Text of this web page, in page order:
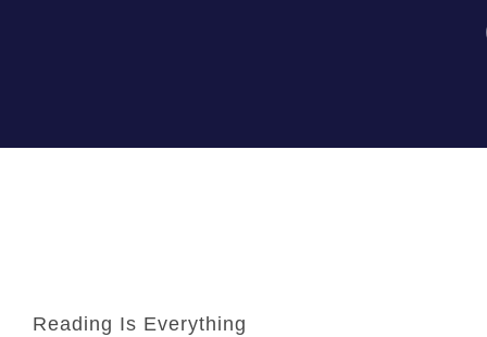
Reading Is Everything